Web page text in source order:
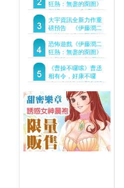
鈴高中！
狂熱：無盡的囹圄》
登場 Steam 新品節
首支預告片及遊戲
Demo重磅釋出
大宇資訊全新力作重
磅預告 《伊藤潤二
狂熱：無盡的囹圄》
驚悚亮相 ！伊藤潤二
恐怖世界首度進軍
Steam
恐怖遊戲《伊藤潤二
狂熱：無盡的囹圄》
今登陸Steam 詭異洋
樓開啟 同步釋出最新
預告片
《曹操不囉嗦》曹丞
相有令，好康不囉
嗦！事前預約即刻開